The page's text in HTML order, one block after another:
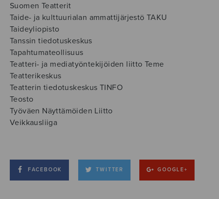
Suomen Teatterit
Taide- ja kulttuurialan ammattijärjestö TAKU
Taideyliopisto
Tanssin tiedotuskeskus
Tapahtumateollisuus
Teatteri- ja mediatyöntekijöiden liitto Teme
Teatterikeskus
Teatterin tiedotuskeskus TINFO
Teosto
Työväen Näyttämöiden Liitto
Veikkausliiga
FACEBOOK TWITTER GOOGLE+